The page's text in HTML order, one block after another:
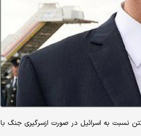
نسبت به اسرائیل در صورت ازسرگیری جنگ با